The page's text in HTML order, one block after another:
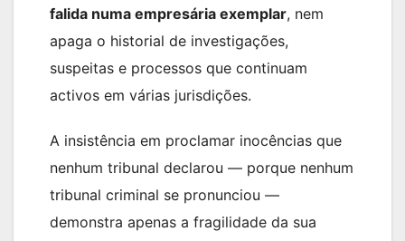
falida numa empresária exemplar, nem
apaga o historial de investigações,
suspeitas e processos que continuam
activos em várias jurisdições.
A insistência em proclamar inocências que
nenhum tribunal declarou — porque nenhum
tribunal criminal se pronunciou —
demonstra apenas a fragilidade da sua